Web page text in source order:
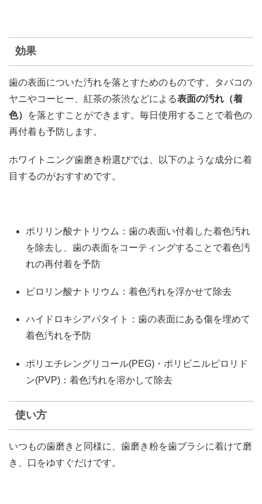
効果
歯の表面についた汚れを落とすためのものです。タバコの
ヤニやコーヒー、紅茶の茶渋などによる表面の汚れ（着
色）
を落とすことができます。毎日使用することで着色の
再付着も予防します。
ホワイトニング歯磨き粉選びでは、以下のような成分に着
目するのがおすすめです。
ポリリン酸ナトリウム：歯の表面い付着した着色汚れ
を除去し、歯の表面をコーティングすることで着色汚
れの再付着を予防
ピロリン酸ナトリウム：着色汚れを浮かせて除去
ハイドロキシアパタイト：歯の表面にある傷を埋めて
着色汚れを予防
ポリエチレングリコール(PEG)・ポリビニルピロリド
ン(PVP)：着色汚れを溶かして除去
使い方
いつもの歯磨きと同様に、歯磨き粉を歯ブラシに着けて磨
き、口をゆすぐだけです。